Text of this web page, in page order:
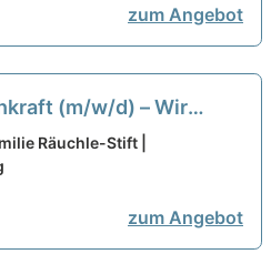
zum Angebot
(m/w/d) – Wir
Job für Sie!
Räuchle-Stift |
zum Angebot